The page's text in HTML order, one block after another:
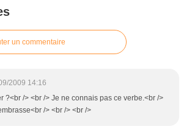
un commentaire
2009 14:16
?<br /> <br /> Je ne connais pas ce verbe.<br />
/> <br /> <br />